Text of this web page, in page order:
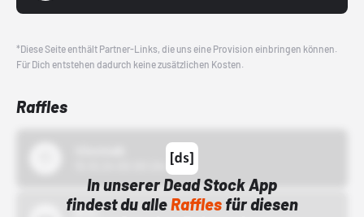
*Diese Seite enthält Partner-Links, die uns eine Provision einbringen können.
Für Dich entstehen dadurch keine zusätzlichen Kosten.
Raffles
In unserer Dead Stock App
findest du alleRafflesfür diesen
Bstn